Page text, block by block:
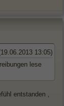
13:05)
lese
entstanden ,